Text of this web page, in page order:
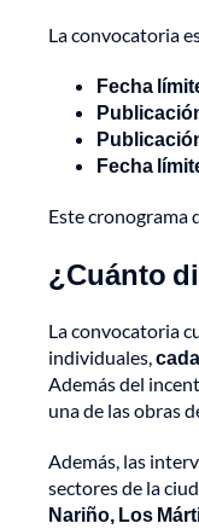
La convocatoria
Fecha
Fecha
Este cronograma
¿Cuánto
La convocatoria
individuales,
Además del
una de las obras
Además, las
sectores de la
Nariño, Los